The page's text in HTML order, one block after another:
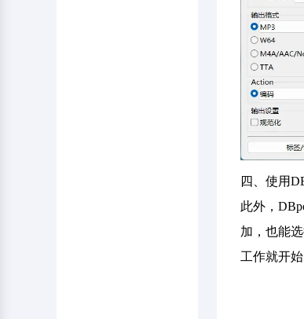
四、使用
此外，
加，也能
工作就开